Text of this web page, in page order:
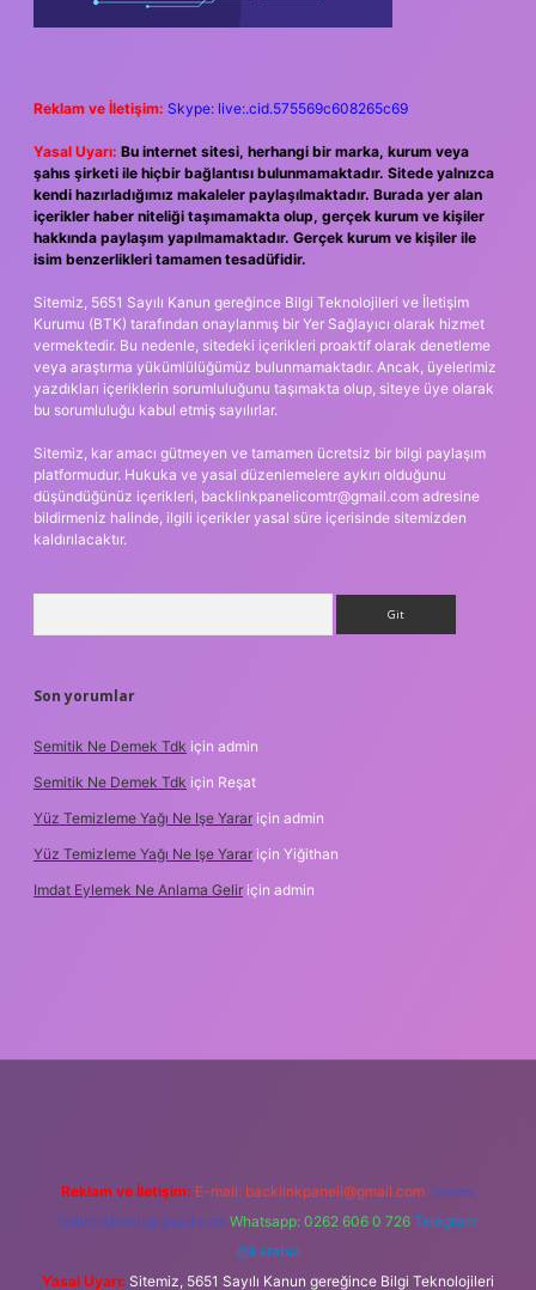
Reklam ve İletişim: Skype: live:.cid.575569c608265c69
Yasal Uyarı: Bu internet sitesi, herhangi bir marka, kurum veya
şahıs şirketi ile hiçbir bağlantısı bulunmamaktadır. Sitede yalnızca
kendi hazırladığımız makaleler paylaşılmaktadır. Burada yer alan
içerikler haber niteliği taşımamakta olup, gerçek kurum ve kişiler
hakkında paylaşım yapılmamaktadır. Gerçek kurum ve kişiler ile
isim benzerlikleri tamamen tesadüfidir.
Sitemiz, 5651 Sayılı Kanun gereğince Bilgi Teknolojileri ve İletişim
Kurumu (BTK) tarafından onaylanmış bir Yer Sağlayıcı olarak hizmet
vermektedir. Bu nedenle, sitedeki içerikleri proaktif olarak denetleme
veya araştırma yükümlülüğümüz bulunmamaktadır. Ancak, üyelerimiz
yazdıkları içeriklerin sorumluluğunu taşımakta olup, siteye üye olarak
bu sorumluluğu kabul etmiş sayılırlar.
Sitemiz, kar amacı gütmeyen ve tamamen ücretsiz bir bilgi paylaşım
platformudur. Hukuka ve yasal düzenlemelere aykırı olduğunu
düşündüğünüz içerikleri, backlinkpanelicomtr@gmail.com adresine
bildirmeniz halinde, ilgili içerikler yasal süre içerisinde sitemizden
kaldırılacaktır.
Son yorumlar
Semitik Ne Demek Tdk için admin
Semitik Ne Demek Tdk için Reşat
Yüz Temizleme Yağı Ne Işe Yarar için admin
Yüz Temizleme Yağı Ne Işe Yarar için Yiğithan
Imdat Eylemek Ne Anlama Gelir için admin
Reklam ve İletişim: E-mail: backlinkpaneli@gmail.com Teams:
forumhizmeti@gmail.com Whatsapp: 0262 606 0 726 Telegram:
@karabul
Yasal Uyarı: Sitemiz, 5651 Sayılı Kanun gereğince Bilgi Teknolojileri